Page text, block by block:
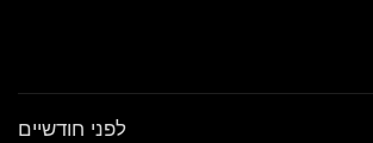
לפני חודשיים